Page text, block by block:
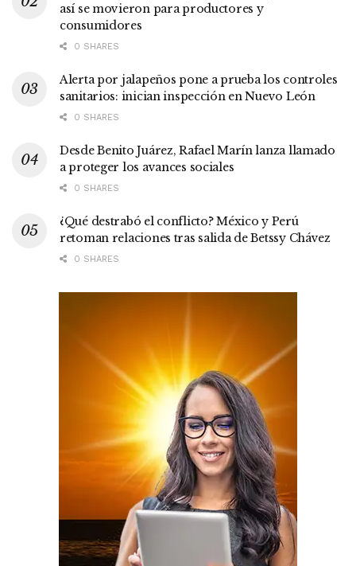
así se movieron para productores y
consumidores
0 SHARES
Alerta por jalapeños pone a prueba los controles
sanitarios: inician inspección en Nuevo León
0 SHARES
Desde Benito Juárez, Rafael Marín lanza llamado
a proteger los avances sociales
0 SHARES
¿Qué destrabó el conflicto? México y Perú
retoman relaciones tras salida de Betssy Chávez
0 SHARES